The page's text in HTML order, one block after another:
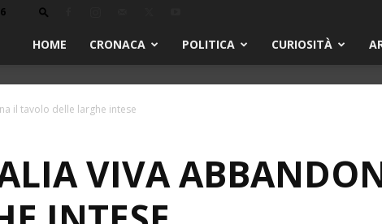
HOME CRONACA POLITICA CURIOSITÀ
il tavolo delle larghe intese
VIVA